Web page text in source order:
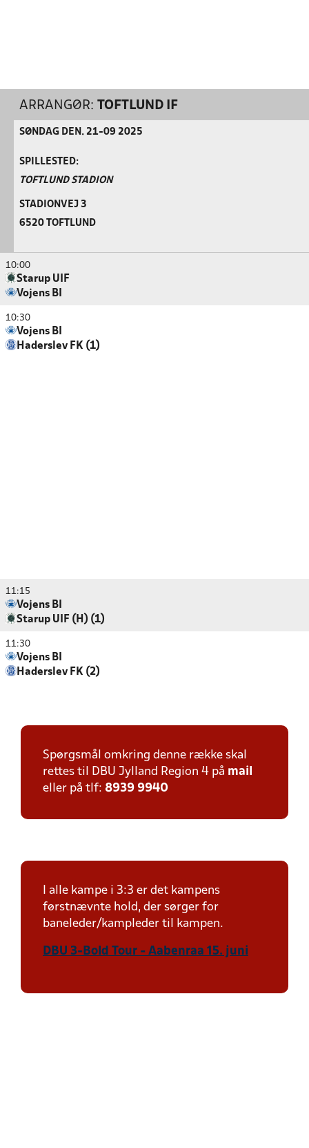
ARRANGØR: TOFTLUND IF
SØNDAG DEN. 21-09 2025
SPILLESTED:
TOFTLUND STADION
STADIONVEJ 3
6520 TOFTLUND
10:00
Starup UIF
Vojens BI
10:30
Vojens BI
Haderslev FK (1)
11:15
Vojens BI
Starup UIF (H) (1)
11:30
Vojens BI
Haderslev FK (2)
Spørgsmål omkring denne række skal
rettes til DBU Jylland Region 4 på mail
eller på tlf: 8939 9940
I alle kampe i 3:3 er det kampens
førstnævnte hold, der sørger for
baneleder/kampleder til kampen.
DBU 3-Bold Tour - Aabenraa 15. juni